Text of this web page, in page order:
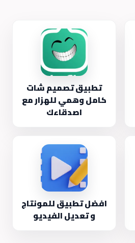
تطبيق تصميم شات
كامل وهمي للهزار مع
اصدقاءك
افضل تطبيق للمونتاج
و تعديل الفيديو